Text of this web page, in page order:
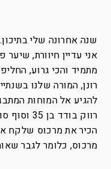
שנה אחרונה שלי בתיכון.
אני עדיין חיוורת,
מתמיד והכי גרוע,
רונן, המורה שלנו
להגיע אל המוחות
רווק
הכיר את מרכוס שלקח
מרכוס, כלומר לגבר